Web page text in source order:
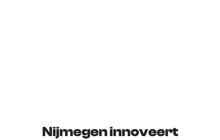
Nijmegen innoveert